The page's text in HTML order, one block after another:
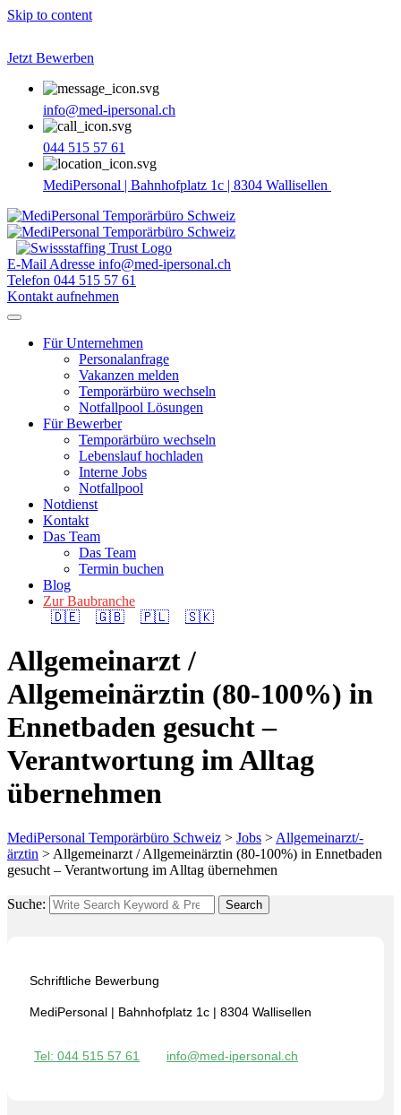
Skip to content
Jetzt Bewerben
info@med-ipersonal.ch
044 515 57 61
MediPersonal | Bahnhofplatz 1c | 8304 Wallisellen
E-Mail Adresse info@med-ipersonal.ch
Telefon 044 515 57 61
Kontakt aufnehmen
Für Unternehmen
Personalanfrage
Vakanzen melden
Temporärbüro wechseln
Notfallpool Lösungen
Für Bewerber
Temporärbüro wechseln
Lebenslauf hochladen
Interne Jobs
Notfallpool
Notdienst
Kontakt
Das Team
Das Team
Termin buchen
Blog
Zur Baubranche
🇩🇪
🇬🇧 🇵🇱 🇸🇰
Allgemeinarzt /
Allgemeinärztin (80-100%) in
Ennetbaden gesucht –
Verantwortung im Alltag
übernehmen
MediPersonal Temporärbüro Schweiz > Jobs > Allgemeinarzt/-
ärztin > Allgemeinarzt / Allgemeinärztin (80-100%) in Ennetbaden
gesucht – Verantwortung im Alltag übernehmen
Suche: Search
Schriftliche Bewerbung
MediPersonal | Bahnhofplatz 1c | 8304 Wallisellen
Tel: 044 515 57 61 info@med-ipersonal.ch